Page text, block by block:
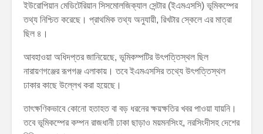
ইউরোপিয়ান মেডিটেরিয়ান সিসমোলজিক্যাল সেন্টার (ইএমএসসি) ভূমিকম্পের
তথ্য নিশ্চিত করেছে। প্রাথমিক তথ্য অনুযায়ী, রিখটার স্কেলে এর মাত্রা
ছিল ৪।
আবহাওয়া অধিদপ্তর জানিয়েছে, ভূমিকম্পটির উৎপত্তিস্থল ছিল
নারায়ণগঞ্জের রূপগঞ্জ এলাকায়। তবে ইএমএসসির তথ্যে উৎপত্তিস্থল
ঢাকার কাছে উল্লেখ করা হয়েছে।
তাৎক্ষণিকভাবে কোনো হতাহত বা বড় ধরনের ক্ষয়ক্ষতির খবর পাওয়া যায়নি।
তবে ভূমিকম্পের কম্পন রাজধানী ঢাকা ছাড়াও ময়মনসিংহ, নরসিংদীসহ দেশের